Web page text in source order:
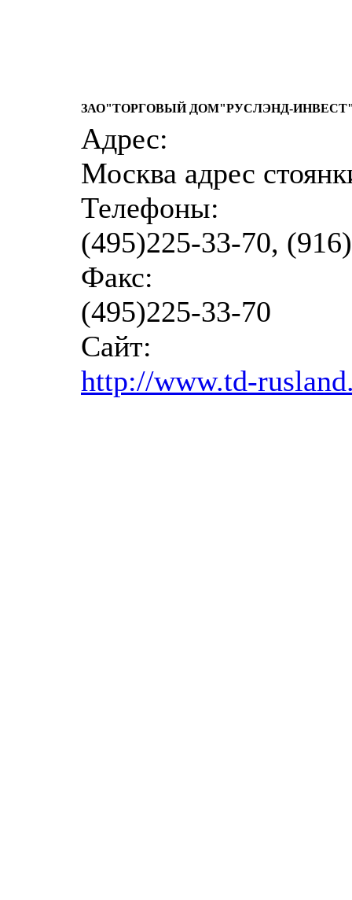
ЗАО"ТОРГОВЫЙ ДОМ"РУСЛЭНД-
Адрес:
Москва адрес
Телефоны:
(495)225-33-70,
Факс:
(495)225-33-70
Сайт:
http://www.td-